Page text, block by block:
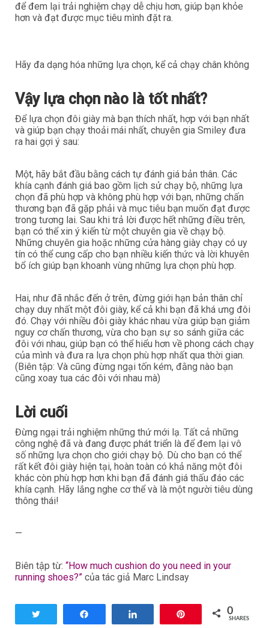
để đem lại trải nghiệm chạy dễ chịu hơn, giúp bạn khỏe
hơn và đạt được mục tiêu mình đặt ra.
Hãy đa dạng hóa những lựa chọn, kể cả chạy chân không
Vậy lựa chọn nào là tốt nhất?
Để lựa chọn đôi giày mà bạn thích nhất, hợp với bạn nhất
và giúp bạn chạy thoải mái nhất, chuyên gia Smiley đưa
ra hai gợi ý sau:
Một, hãy bắt đầu bằng cách tự đánh giá bản thân. Các
khía cạnh đánh giá bao gồm lịch sử chạy bộ, những lựa
chọn đã phù hợp và không phù hợp với bạn, những chấn
thương bạn đã gặp phải và mục tiêu bạn muốn đạt được
trong tương lai. Sau khi trả lời được hết những điều trên,
bạn có thể xin ý kiến từ một chuyên gia về chạy bộ.
Những chuyên gia hoặc những cửa hàng giày chạy có uy
tín có thể cung cấp cho bạn nhiều kiến thức và lời khuyên
bổ ích giúp bạn khoanh vùng những lựa chọn phù hợp.
Hai, như đã nhắc đến ở trên, đừng giới hạn bản thân chỉ
chạy duy nhất một đôi giày, kể cả khi bạn đã khá ưng đôi
đó. Chạy với nhiều đôi giày khác nhau vừa giúp bạn giảm
nguy cơ chấn thương, vừa cho bạn sự so sánh giữa các
đôi với nhau, giúp bạn có thể hiểu hơn về phong cách chạy
của mình và đưa ra lựa chọn phù hợp nhất qua thời gian.
(Biên tập: Và cũng đừng ngại tốn kém, đằng nào bạn
cũng xoay tua các đôi với nhau mà)
Lời cuối
Đừng ngại trải nghiệm những thứ mới lạ. Tất cả những
công nghệ đã và đang được phát triển là để đem lại vô
số những lựa chọn cho giới chạy bộ. Dù cho bạn có thể
rất kết đôi giày hiện tại, hoàn toàn có khả năng một đôi
khác còn phù hợp hơn khi bạn đã đánh giá thấu đáo các
khía cạnh. Hãy lắng nghe cơ thể và là một người tiêu dùng
thông thái!
—
Biên tập từ: “How much cushion do you need in your
running shoes?” của tác giả Marc Lindsay
0
SHARES